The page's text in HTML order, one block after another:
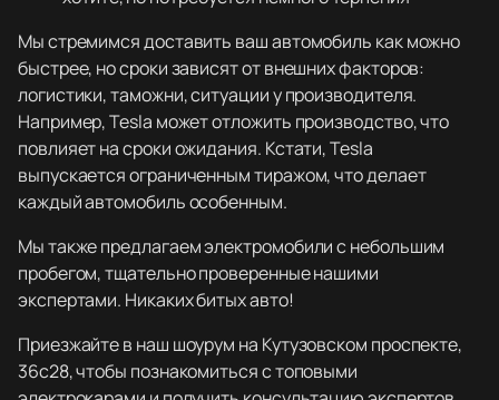
Мы стремимся доставить ваш автомобиль как можно
быстрее, но сроки зависят от внешних факторов:
логистики, таможни, ситуации у производителя.
Например, Tesla может отложить производство, что
повлияет на сроки ожидания. Кстати, Tesla
выпускается ограниченным тиражом, что делает
каждый автомобиль особенным.
Мы также предлагаем электромобили с небольшим
пробегом, тщательно проверенные нашими
экспертами. Никаких битых авто!
Приезжайте в наш шоурум на Кутузовском проспекте,
36с28, чтобы познакомиться с топовыми